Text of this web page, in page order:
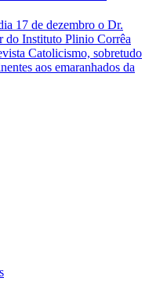
17 de dezembro o Dr.
Instituto Plinio Corrêa
Catolicismo, sobretudo
aos emaranhados da